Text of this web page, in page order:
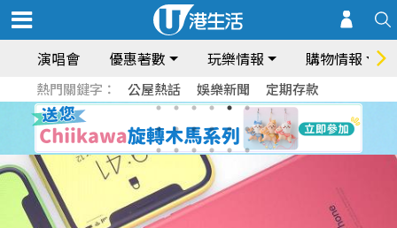
演唱會 優惠著數 玩樂情報 購物情報
熱門關鍵字： 公屋熱話 娛樂新聞 定期存款